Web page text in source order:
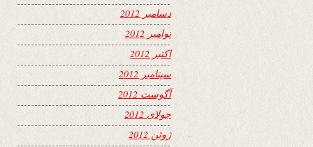
دسامبر 2012
نوامبر 2012
اکتبر 2012
سپتامبر 2012
آگوست 2012
جولای 2012
ژوئن 2012